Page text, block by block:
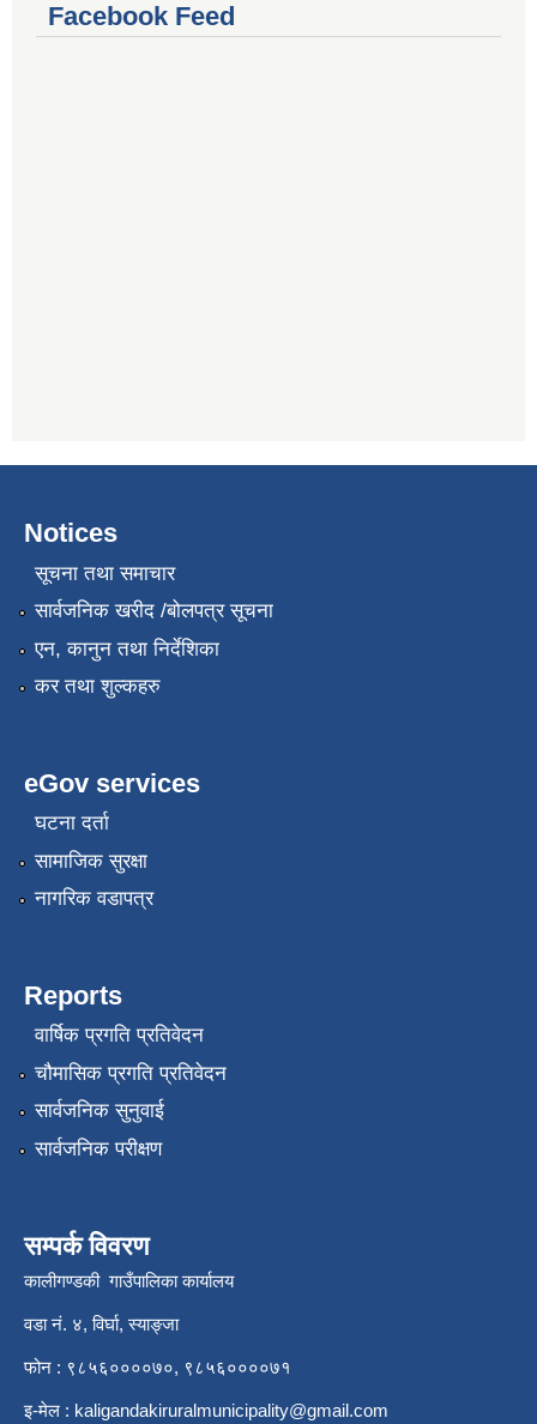
Facebook Feed
Notices
सूचना तथा समाचार
सार्वजनिक खरीद /बोलपत्र सूचना
एन, कानुन तथा निर्देशिका
कर तथा शुल्कहरु
eGov services
घटना दर्ता
सामाजिक सुरक्षा
नागरिक वडापत्र
Reports
वार्षिक प्रगति प्रतिवेदन
चौमासिक प्रगति प्रतिवेदन
सार्वजनिक सुनुवाई
सार्वजनिक परीक्षण
सम्पर्क विवरण
कालीगण्डकी गाउँपालिका कार्यालय
वडा नं. ४, विर्घा, स्याङ्जा
फोन : ९८५६००००७०, ९८५६००००७१
इ-मेल : kaligandakiruralmunicipality@gmail.com